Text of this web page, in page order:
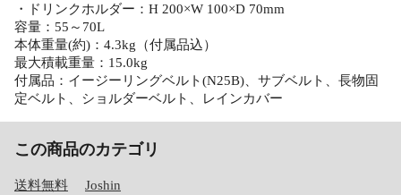
・ドリンクホルダー：H 200×W 100×D 70mm
容量：55～70L
本体重量(約)：4.3kg（付属品込）
最大積載重量：15.0kg
付属品：イージーリングベルト(N25B)、サブベルト、長物固
定ベルト、ショルダーベルト、レインカバー
この商品のカテゴリ
送料無料 Joshin